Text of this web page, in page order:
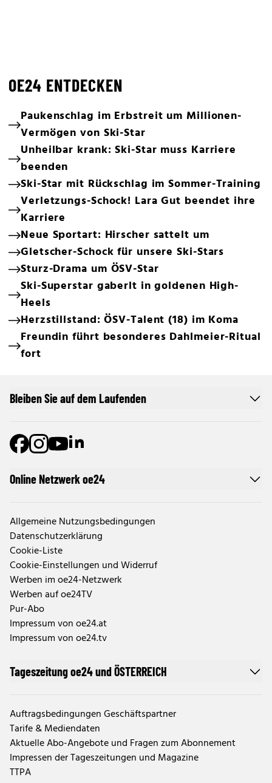
OE24 ENTDECKEN
Paukenschlag im Erbstreit um Millionen-
Vermögen von Ski-Star
Unheilbar krank: Ski-Star muss Karriere
beenden
Ski-Star mit Rückschlag im Sommer-Training
Verletzungs-Schock! Lara Gut beendet ihre
Karriere
Neue Sportart: Hirscher sattelt um
Gletscher-Schock für unsere Ski-Stars
Sturz-Drama um ÖSV-Star
Ski-Superstar gaberlt in goldenen High-
Heels
Herzstillstand: ÖSV-Talent (18) im Koma
Freundin führt besonderes Dahlmeier-Ritual
fort
Online Netzwerk oe24
Allgemeine Nutzungsbedingungen
Datenschutzerklärung
Cookie-Liste
Cookie-Einstellungen und Widerruf
Werben im oe24-Netzwerk
Werben auf oe24TV
Pur-Abo
Impressum von oe24.at
Impressum von oe24.tv
Tageszeitung oe24 und ÖSTERREICH
Auftragsbedingungen Geschäftspartner
Tarife & Mediendaten
Aktuelle Abo-Angebote und Fragen zum Abonnement
Impressen der Tageszeitungen und Magazine
TTPA
Bleiben Sie auf dem Laufenden